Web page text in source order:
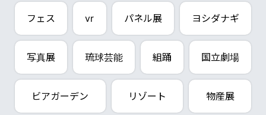
フェス vr パネル展 ヨシダナギ
写真展 琉球芸能 組踊 国立劇場
ビアガーデン リゾート 物産展